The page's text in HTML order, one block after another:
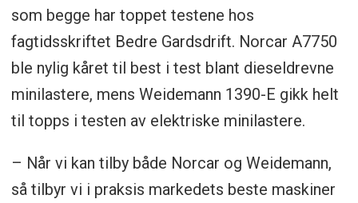
som begge har toppet testene hos
fagtidsskriftet Bedre Gardsdrift. Norcar A7750
ble nylig kåret til best i test blant dieseldrevne
minilastere, mens Weidemann 1390-E gikk helt
til topps i testen av elektriske minilastere.
– Når vi kan tilby både Norcar og Weidemann,
så tilbyr vi i praksis markedets beste maskiner